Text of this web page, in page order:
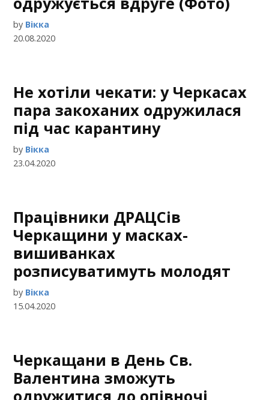
by Вікка
20.08.2020
Не хотіли чекати: у Черкасах
пара закоханих одружилася
під час карантину
by Вікка
23.04.2020
Працівники ДРАЦСів
Черкащини у масках-
вишиванках
розписуватимуть молодят
by Вікка
15.04.2020
Черкащани в День Св.
Валентина зможуть
одружитися до опівночі